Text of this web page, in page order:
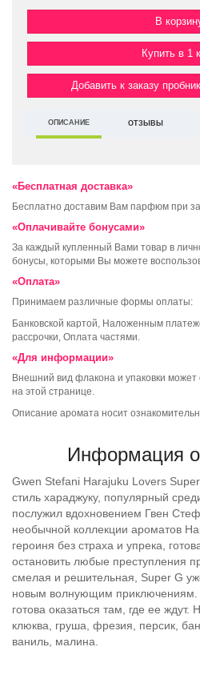
Купить в 1
Добавить к заказу
ОПИСАНИЕ ОТЗЫВЫ
«Бесплатная доставка»
Бесплатно доставим Вам парфюм при
«Оплачивайте бонусами»
За каждый купленный Вами товар в
бонусы, которыми Вы можете
«Оплата»
Принимаем различные формы оплаты:
Банковской картой, Наложенным
рассрочки, Оплата частями.
«Для информации»
Внешний вид флакона и упаковки может
на этой странице.
Описание аромата носит
Информация
Gwen Stefani Harajuku Lovers
стиль хараджуку, популярный
послужил вдохновением Гвен
необычной коллекции ароматов
героиня без страха и упрека,
остановить любые преступления
смелая и решительная, Super G
новым волнующим приключениям.
готова оказаться там, где ее ждут.
клюква, груша, фрезия, персик,
ваниль, малина.